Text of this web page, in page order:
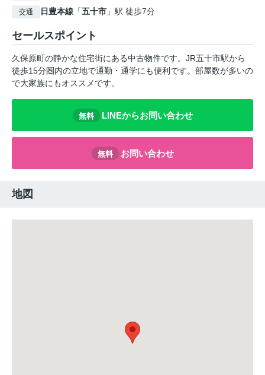
交通 日豊本線 「五十市 」駅 徒歩7分
セールスポイント
久保原町の静かな住宅街にある中古物件です。JR五十市駅から
徒歩15分圏内の立地で通勤・通学にも便利です。部屋数が多いの
で大家族にもオススメです。
無料 LINEからお問い合わせ
無料 お問い合わせ
地図